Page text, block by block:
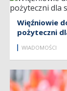
Więźniowie
pożyteczni
WIADOMOŚCI